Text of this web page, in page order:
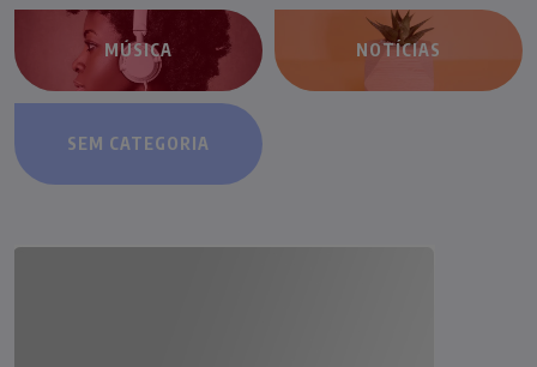
MÚSICA NOTÍCIAS
SEM CATEGORIA